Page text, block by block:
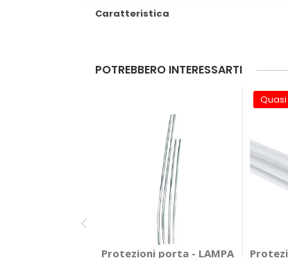
Caratteristica
POTREBBERO INTERESSARTI
Protezioni porta - LAMPA